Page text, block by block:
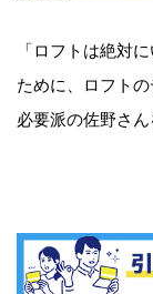
「ロフトは絶対
ために、ロフト
必要派の佐野さん